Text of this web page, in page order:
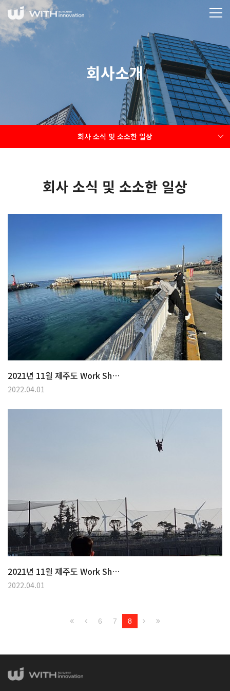
회사소개
회사 소식 및 소소한 일상
회사 소식 및 소소한 일상
2021년 11월 제주도 Work Sh…
2022.04.01
2021년 11월 제주도 Work Sh…
2022.04.01
6 7 8